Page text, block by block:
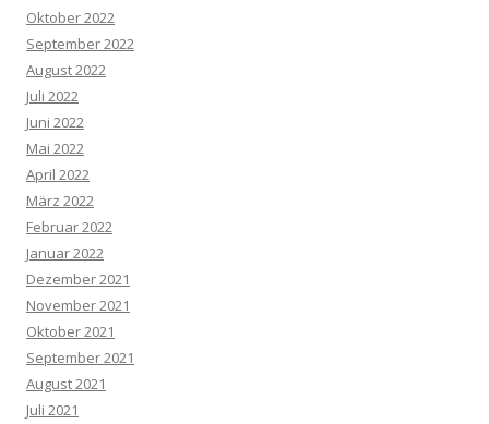
Oktober 2022
September 2022
August 2022
Juli 2022
Juni 2022
Mai 2022
April 2022
März 2022
Februar 2022
Januar 2022
Dezember 2021
November 2021
Oktober 2021
September 2021
August 2021
Juli 2021